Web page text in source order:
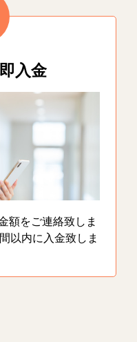
入金
額をご連絡致しま
以内に入金致しま